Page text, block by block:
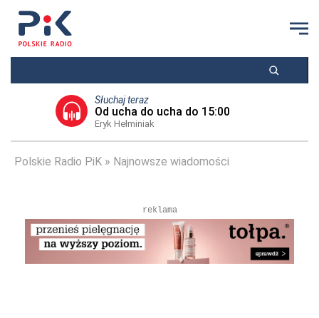
Słuchaj teraz
Od ucha do ucha do 15:00
Eryk Hełminiak
Polskie Radio PiK Najnowsze wiadomości
reklama